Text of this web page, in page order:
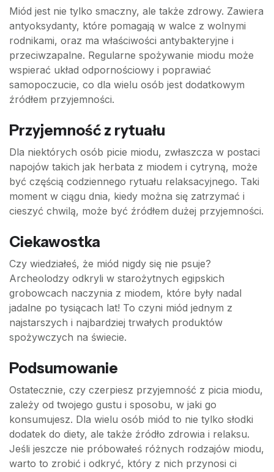
Miód jest nie tylko smaczny, ale także zdrowy. Zawiera
antyoksydanty, które pomagają w walce z wolnymi
rodnikami, oraz ma właściwości antybakteryjne i
przeciwzapalne. Regularne spożywanie miodu może
wspierać układ odpornościowy i poprawiać
samopoczucie, co dla wielu osób jest dodatkowym
źródłem przyjemności.
Przyjemność z rytuału
Dla niektórych osób picie miodu, zwłaszcza w postaci
napojów takich jak herbata z miodem i cytryną, może
być częścią codziennego rytuału relaksacyjnego. Taki
moment w ciągu dnia, kiedy można się zatrzymać i
cieszyć chwilą, może być źródłem dużej przyjemności.
Ciekawostka
Czy wiedziałeś, że miód nigdy się nie psuje?
Archeolodzy odkryli w starożytnych egipskich
grobowcach naczynia z miodem, które były nadal
jadalne po tysiącach lat! To czyni miód jednym z
najstarszych i najbardziej trwałych produktów
spożywczych na świecie.
Podsumowanie
Ostatecznie, czy czerpiesz przyjemność z picia miodu,
zależy od twojego gustu i sposobu, w jaki go
konsumujesz. Dla wielu osób miód to nie tylko słodki
dodatek do diety, ale także źródło zdrowia i relaksu.
Jeśli jeszcze nie próbowałeś różnych rodzajów miodu,
warto to zrobić i odkryć, który z nich przynosi ci